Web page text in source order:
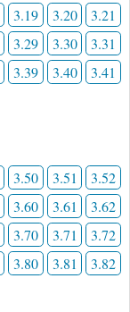
3.19 3.20
3.21
3.29 3.30
3.31
3.39 3.40
3.41
3.50 3.51
3.52
3.60 3.61
3.62
3.70 3.71
3.72
3.80 3.81
3.82